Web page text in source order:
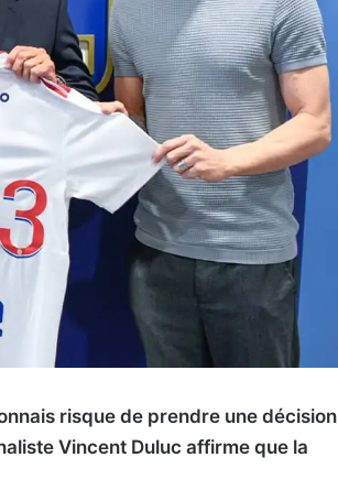
risque de prendre une décision
Vincent Duluc affirme que la